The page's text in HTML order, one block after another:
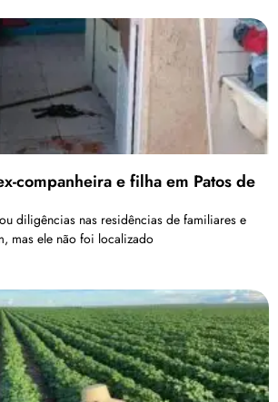
companheira e filha em Patos de
diligências nas residências de familiares e
mas ele não foi localizado